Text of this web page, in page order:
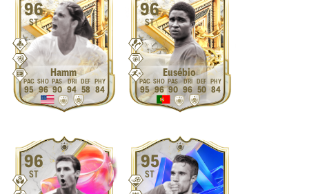
96
ST
Hamm
95 96 90 94 58 84
96
ST
Eusébio
95 96 90 96 50 84
96
ST
95
ST